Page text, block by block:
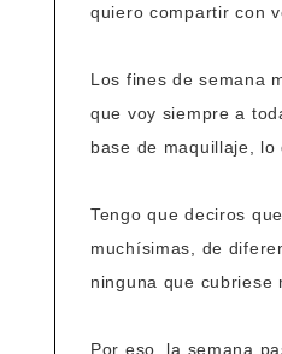
quiero compartir con
Los fines de semana
que voy siempre a
base de maquillaje, lo
Tengo que deciros
muchísimas, de
ninguna que cubriese
Por eso, la semana